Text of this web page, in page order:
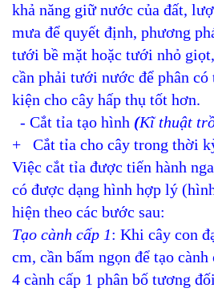
khả năng giữ nước của đất,
mưa để quyết định, phương
tưới bề mặt hoặc tưới nhỏ
cần phải tưới nước để phân có
kiện cho cây hấp thụ tốt hơn.
- Cắt tỉa tạo hình (Kĩ thuật
+ Cắt tỉa cho cây trong thời
Việc cắt tỉa được tiến hành
có được dạng hình hợp lý
hiện theo các bước sau:
Tạo cành cấp 1: Khi cây con
cm, cần bấm ngọn để tạo
4 cành cấp 1 phân bố tương